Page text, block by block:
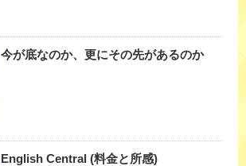
今が底なのか、更にその先があるのか
English Central (料金と所感)